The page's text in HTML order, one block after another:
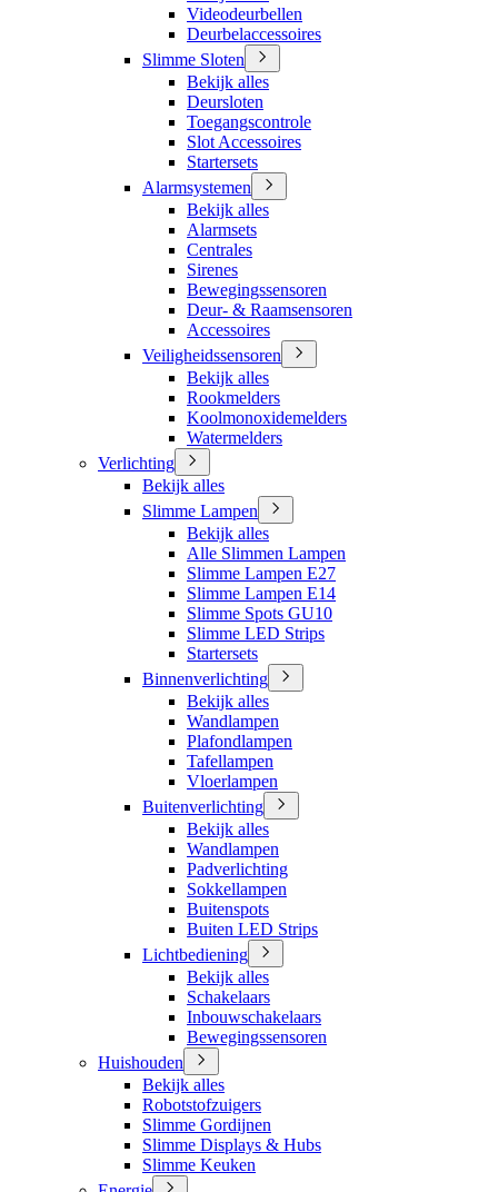
Videodeurbellen
Deurbelaccessoires
Slimme Sloten
Bekijk alles
Deursloten
Toegangscontrole
Slot Accessoires
Startersets
Alarmsystemen
Bekijk alles
Alarmsets
Centrales
Sirenes
Bewegingssensoren
Deur- & Raamsensoren
Accessoires
Veiligheidssensoren
Bekijk alles
Rookmelders
Koolmonoxidemelders
Watermelders
Verlichting
Bekijk alles
Slimme Lampen
Bekijk alles
Alle Slimmen Lampen
Slimme Lampen E27
Slimme Lampen E14
Slimme Spots GU10
Slimme LED Strips
Startersets
Binnenverlichting
Bekijk alles
Wandlampen
Plafondlampen
Tafellampen
Vloerlampen
Buitenverlichting
Bekijk alles
Wandlampen
Padverlichting
Sokkellampen
Buitenspots
Buiten LED Strips
Lichtbediening
Bekijk alles
Schakelaars
Inbouwschakelaars
Bewegingssensoren
Huishouden
Bekijk alles
Robotstofzuigers
Slimme Gordijnen
Slimme Displays & Hubs
Slimme Keuken